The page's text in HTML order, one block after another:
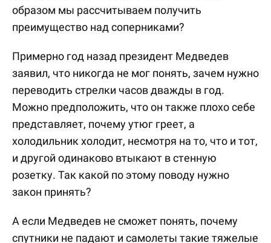
образом мы рассчитываем получить
преимущество над соперниками?
Примерно год назад президент Медведев
заявил, что никогда не мог понять, зачем нужно
переводить стрелки часов дважды в год.
Можно предположить, что он также плохо себе
представляет, почему утюг греет, а
холодильник холодит, несмотря на то, что и тот,
и другой одинаково втыкают в стенную
розетку. Так какой по этому поводу нужно
закон принять?
А если Медведев не сможет понять, почему
спутники не падают и самолеты такие тяжелые